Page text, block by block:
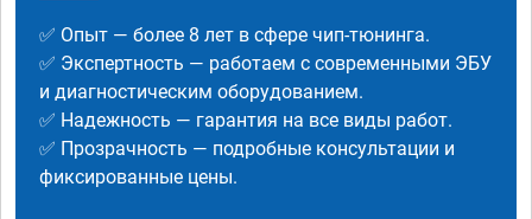
✅ Опыт — более 8 лет в сфере чип-тюнинга.
✅ Экспертность — работаем с современными ЭБУ
и диагностическим оборудованием.
✅ Надежность — гарантия на все виды работ.
✅ Прозрачность — подробные консультации и
фиксированные цены.